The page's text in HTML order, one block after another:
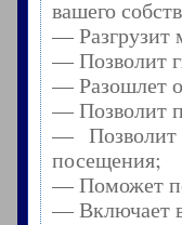
вашего
— Разгрузит
— Позволит
— Разошлет
— Позволит
— Позволит
посещения;
— Поможет
— Включает в